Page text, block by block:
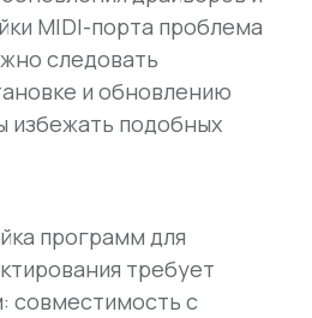
MIDI-порта проблема
следовать
и обновлению
избежать подобных
программ для
требует
совместимость с